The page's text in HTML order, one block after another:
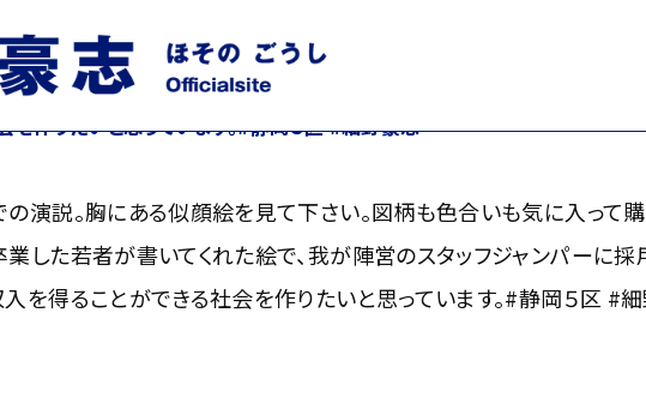
演説。胸にある似顔絵を見て下さい。図柄も色合いも気に入って購入しまし
書いてくれた絵で、我が陣営のスタッフジャンパーに採用したものです。私
を作りたいと思っています。#静岡５区 #細野豪志
演説。胸にある似顔絵を見て下さい。図柄も色合いも気に入って
した若者が書いてくれた絵で、我が陣営のスタッフジャンパーに採
を得ることができる社会を作りたいと思っています。#静岡５区 #